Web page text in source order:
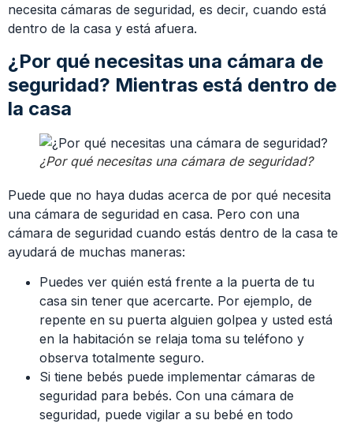
necesita cámaras de seguridad, es decir, cuando está
dentro de la casa y está afuera.
¿Por qué necesitas una cámara de
seguridad? Mientras está dentro de
la casa
¿Por qué necesitas una cámara de seguridad?
Puede que no haya dudas acerca de por qué necesita
una cámara de seguridad en casa. Pero con una
cámara de seguridad cuando estás dentro de la casa te
ayudará de muchas maneras:
Puedes ver quién está frente a la puerta de tu
casa sin tener que acercarte. Por ejemplo, de
repente en su puerta alguien golpea y usted está
en la habitación se relaja toma su teléfono y
observa totalmente seguro.
Si tiene bebés puede implementar cámaras de
seguridad para bebés. Con una cámara de
seguridad, puede vigilar a su bebé en todo